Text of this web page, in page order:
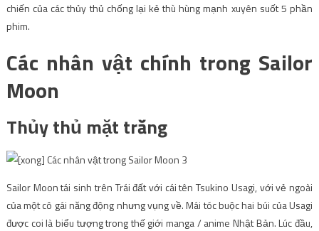
chiến của các thủy thủ chống lại kẻ thù hùng mạnh xuyên suốt 5 phần
phim.
Các nhân vật chính trong Sailor
Moon
Thủy thủ mặt trăng
Sailor Moon tái sinh trên Trái đất với cái tên Tsukino Usagi, với vẻ ngoài
của một cô gái năng động nhưng vụng về. Mái tóc buộc hai búi của Usagi
được coi là biểu tượng trong thế giới manga / anime Nhật Bản. Lúc đầu,